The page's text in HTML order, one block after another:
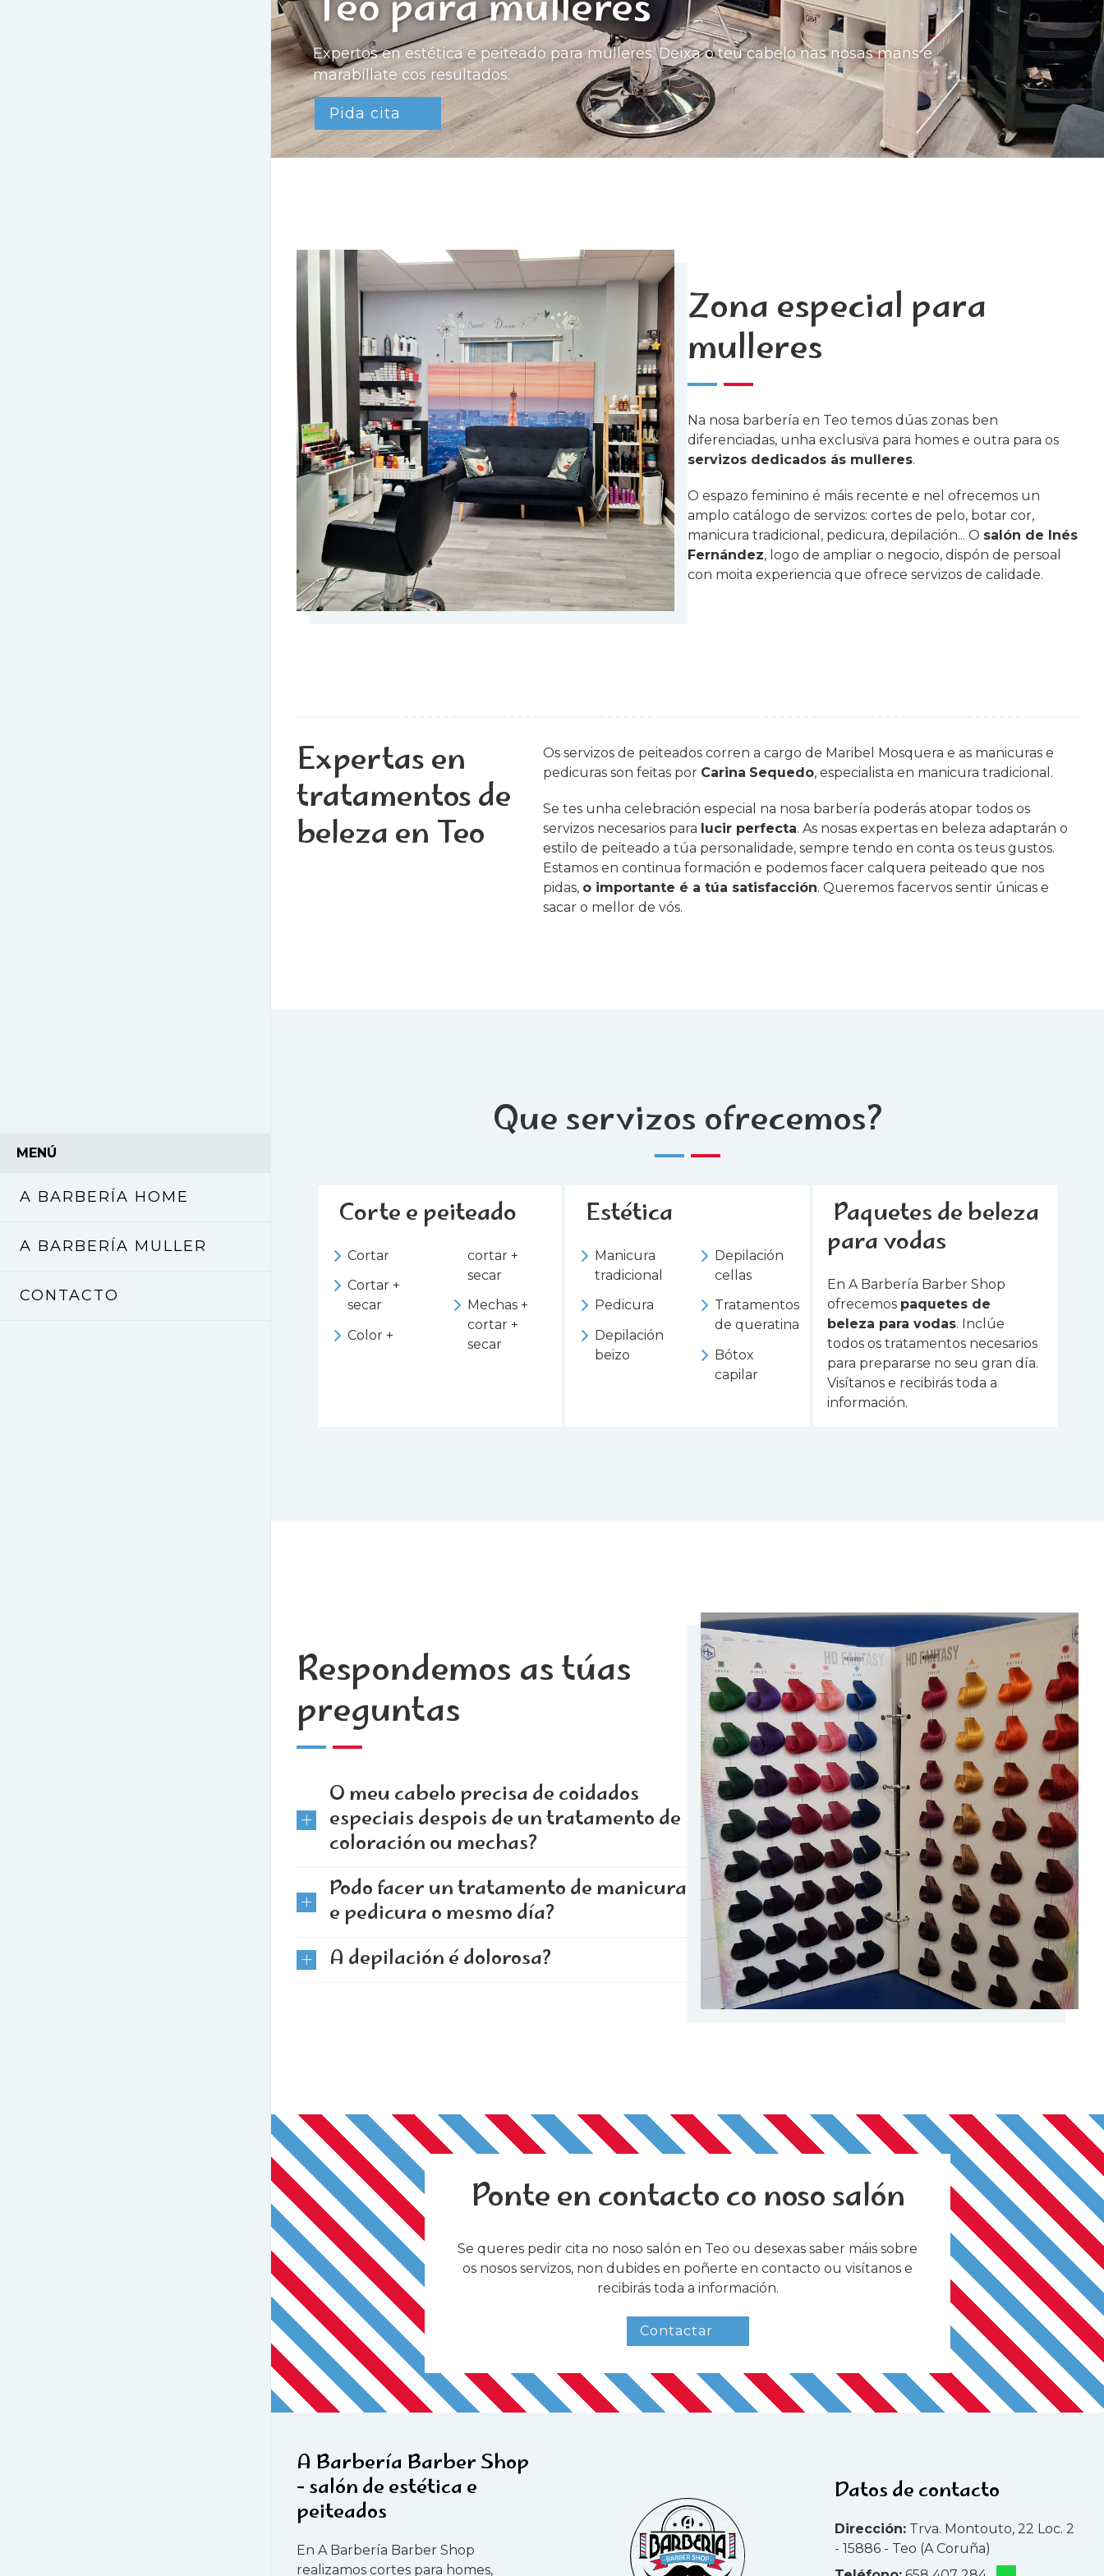
MENÚ
A BARBERÍA HOME
A BARBERÍA MULLER
CONTACTO
Expertos en estética e peiteado para mulleres. Deixa o teu cabelo nas nosas mans e
marabíllate cos resultados.
Pida cita
Zona especial para
mulleres
Na nosa barbería en Teo temos dúas zonas ben
diferenciadas, unha exclusiva para homes e outra para os
servizos dedicados ás mulleres.
O espazo feminino é máis recente e nel ofrecemos un
amplo catálogo de servizos: cortes de pelo, botar cor,
manicura tradicional, pedicura, depilación... O salón de Inés
Fernández, logo de ampliar o negocio, dispón de persoal
con moita experiencia que ofrece servizos de calidade.
Expertas en
tratamentos de
beleza en Teo
Os servizos de peiteados corren a cargo de Maribel Mosquera e as manicuras e
pedicuras son feitas por Carina Sequedo, especialista en manicura tradicional.
Se tes unha celebración especial na nosa barbería poderás atopar todos os
servizos necesarios para lucir perfecta. As nosas expertas en beleza adaptarán o
estilo de peiteado a túa personalidade, sempre tendo en conta os teus gustos.
Estamos en continua formación e podemos facer calquera peiteado que nos
pidas, o importante é a túa satisfacción. Queremos facervos sentir únicas e
sacar o mellor de vós.
Que servizos ofrecemos?
Corte e peiteado
Cortar
Cortar +
secar
Color +
cortar +
secar
Mechas +
cortar +
secar
Estética
Manicura
tradicional
Pedicura
Depilación
beizo
Depilación
cellas
Tratamentos
de queratina
Bótox
capilar
Paquetes de beleza
para vodas
En A Barbería Barber Shop
ofrecemos paquetes de
beleza para vodas. Inclúe
todos os tratamentos necesarios
para prepararse no seu gran día.
Visítanos e recibirás toda a
información.
Respondemos as túas
preguntas
O meu cabelo precisa de coidados
especiais despois de un tratamento de
coloración ou mechas?
Podo facer un tratamento de manicura
e pedicura o mesmo día?
A depilación é dolorosa?
Ponte en contacto co noso salón
Se queres pedir cita no noso salón en Teo ou desexas saber máis sobre
os nosos servizos, non dubides en poñerte en contacto ou visítanos e
recibirás toda a información.
Contactar
A Barbería Barber Shop
- salón de estética e
peiteados
En A Barbería Barber Shop
realizamos cortes para homes,
Datos de contacto
Dirección: Trva. Montouto, 22 Loc. 2
- 15886 - Teo (A Coruña)